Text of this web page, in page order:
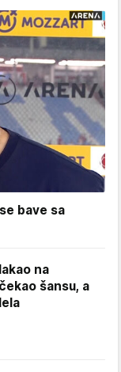
bave sa
na
šansu, a